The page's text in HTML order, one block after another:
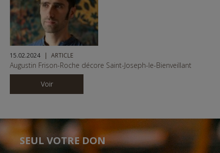
15.02.2024 ARTICLE
Augustin Frison-Roche décore Saint-Joseph-le-Bienveillant
Voir
SEUL VOTRE DON